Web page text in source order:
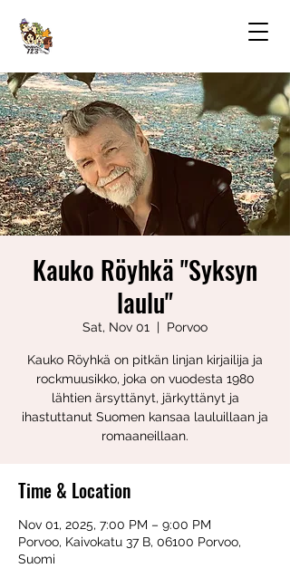
Kauko Röyhkä "Syksyn
laulu"
Sat, Nov 01
  |
Porvoo
Kauko Röyhkä on pitkän linjan kirjailija ja
rockmuusikko, joka on vuodesta 1980
lähtien ärsyttänyt, järkyttänyt ja
ihastuttanut Suomen kansaa lauluillaan ja
romaaneillaan.
Time & Location
Nov 01, 2025, 7:00 PM – 9:00 PM
Porvoo, Kaivokatu 37 B, 06100 Porvoo,
Suomi